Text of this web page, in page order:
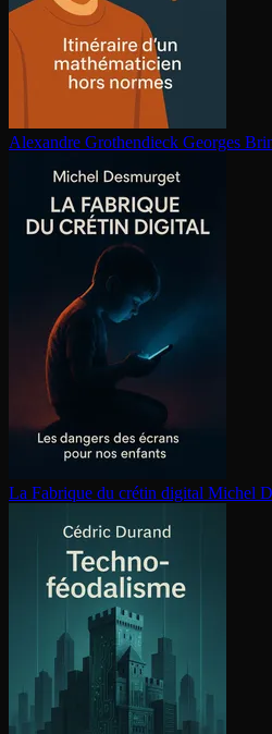
Alexandre Gro­then­dieck Georges
La Fabrique du crétin digital Michel